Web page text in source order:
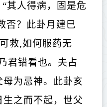
其人得病，固是危
否？此卦月建巳
救,如何服药无
君错看也。夫占
为忌神。此卦亥
之而不起，世父